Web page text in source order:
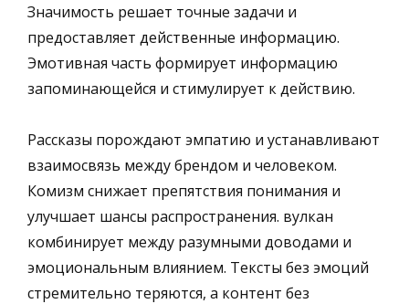
Значимость решает точные задачи и
предоставляет действенные информацию.
Эмотивная часть формирует информацию
запоминающейся и стимулирует к действию.
Рассказы порождают эмпатию и устанавливают
взаимосвязь между брендом и человеком.
Комизм снижает препятствия понимания и
улучшает шансы распространения. вулкан
комбинирует между разумными доводами и
эмоциональным влиянием. Тексты без эмоций
стремительно теряются, а контент без